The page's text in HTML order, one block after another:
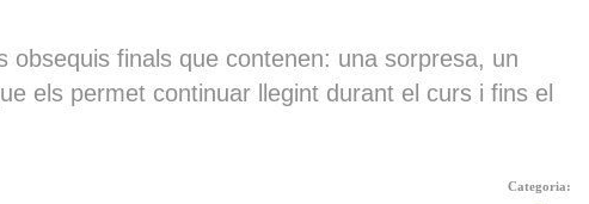
finals que contenen: una sorpresa, un
els permet continuar llegint durant el curs i fins el
Categoria: